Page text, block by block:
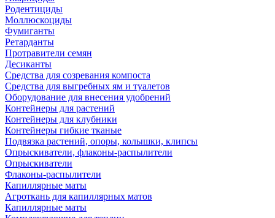
Родентициды
Моллюскоциды
Фумиганты
Ретарданты
Протравители семян
Десиканты
Средства для созревания компоста
Средства для выгребных ям и туалетов
Оборудование для внесения удобрений
Контейнеры для растений
Контейнеры для клубники
Контейнеры гибкие тканые
Подвязка растений, опоры, колышки, клипсы
Опрыскиватели, флаконы-распылители
Опрыскиватели
Флаконы-распылители
Капиллярные маты
Агроткань для капиллярных матов
Капиллярные маты